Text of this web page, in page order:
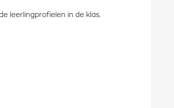
leerlingprofielen in de klas.